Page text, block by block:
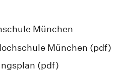
München
München (pdf)
(pdf)